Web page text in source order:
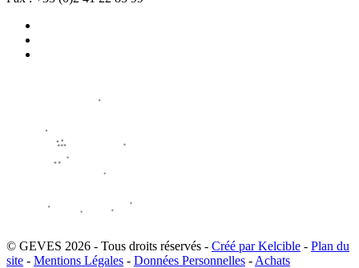
© GEVES 2026 - Tous droits réservés - Créé par Kelcible - Plan du
site - Mentions Légales - Données Personnelles - Achats